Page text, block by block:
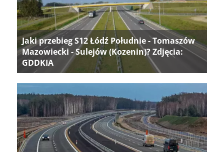
Jaki przebieg S12 Łódź Południe - Tomaszów
Mazowiecki - Sulejów (Kozenin)? Zdjęcia:
GDDKIA